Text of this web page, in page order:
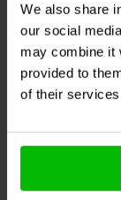
We also share
our social
may combine it
provided to
of their
1
Vergleichen
1 Auf Lager
Andere Kunden